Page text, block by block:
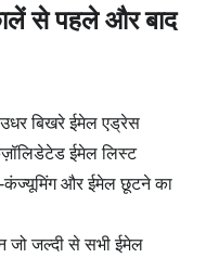
से पहले और बाद
बिखरे ईमेल एड्रेस
ईमेल लिस्ट
और ईमेल छूटने का
जो जल्दी से सभी ईमेल